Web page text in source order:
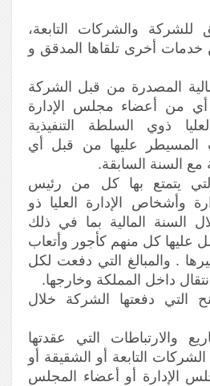
للشركة والشركات التابعة،
أخرى تلقاها المدقق و
المصدرة من قبل الشركة
من أعضاء مجلس الإدارة
ذوي السلطة التنفيذية
المسيطر عليها من قبل أي
السنة السابقة.
التي يتمتع بها كل من رئيس
وأشخاص الإدارة العليا ذو
السنة المالية بما في ذلك
عليها كل منهم كأجور وأتعاب
. والمبالغ التي دفعت لكل
داخل المملكة وخارجها.
التي دفعتها الشركة خلال
والارتباطات التي عقدتها
التابعة أو الشقيقة أو
الإدارة أو أعضاء المجلس